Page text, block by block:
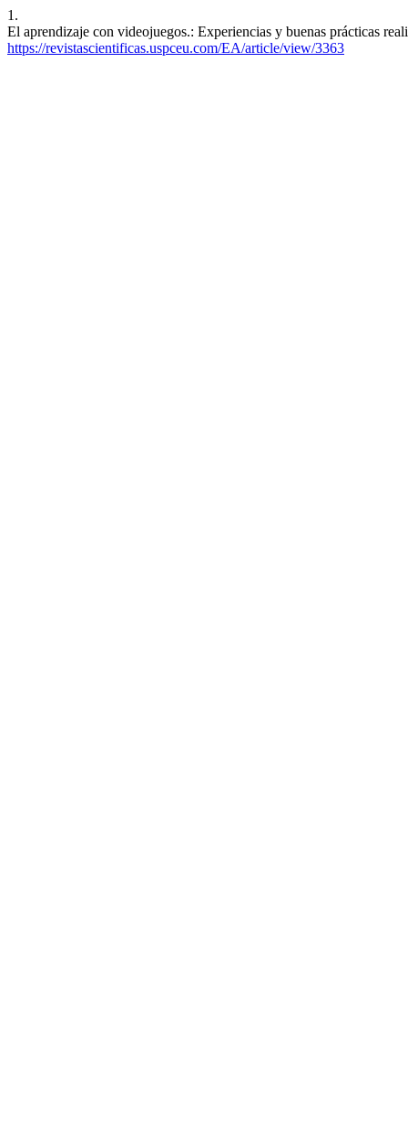
1.
El aprendizaje con videojuegos.: Experiencias y buenas prácticas
https://revistascientificas.uspceu.com/EA/article/view/3363